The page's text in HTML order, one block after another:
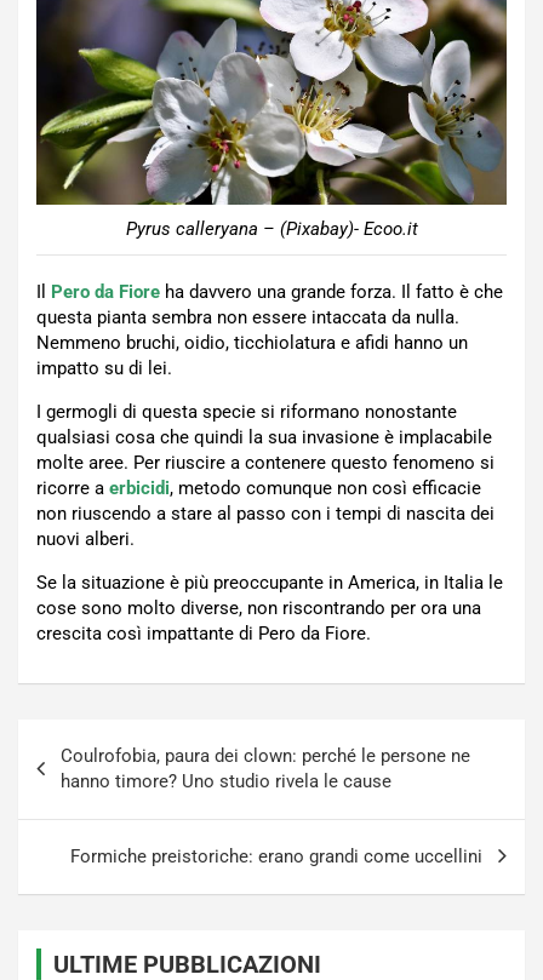
Pyrus calleryana – (Pixabay)- Ecoo.it
Il Pero da Fiore ha davvero una grande forza. Il fatto è che
questa pianta sembra non essere intaccata da nulla.
Nemmeno bruchi, oidio, ticchiolatura e afidi hanno un
impatto su di lei.
I germogli di questa specie si riformano nonostante
qualsiasi cosa che quindi la sua invasione è implacabile
molte aree. Per riuscire a contenere questo fenomeno si
ricorre a erbicidi, metodo comunque non così efficacie
non riuscendo a stare al passo con i tempi di nascita dei
nuovi alberi.
Se la situazione è più preoccupante in America, in Italia le
cose sono molto diverse, non riscontrando per ora una
crescita così impattante di Pero da Fiore.
articoli
Coulrofobia, paura dei clown: perché le persone ne
hanno timore? Uno studio rivela le cause
Formiche preistoriche: erano grandi come uccellini
ULTIME PUBBLICAZIONI